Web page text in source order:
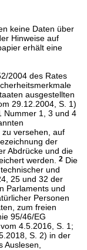
keine Daten über
Hinweise auf
erhält eine
2004 des Rates
ausgestellten
29.12.2004, S. 1)
Nummer 1, 3 und 4
versehen, auf
der
Abdrücke und die
werden.
2Die
und
25 und 32 der
Parlaments und
Personen
zum freien
95/46/EG
4.5.2016, S. 1;
S. 2) in der